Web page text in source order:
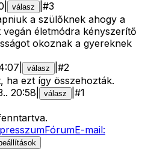
válasz #3
a szülőknek ahogy a
életmódra kényszerítő
okoznak a gyereknek
válasz #2
ha ezt így összehozták.
. 20:58 válasz #1
FórumE-mail: